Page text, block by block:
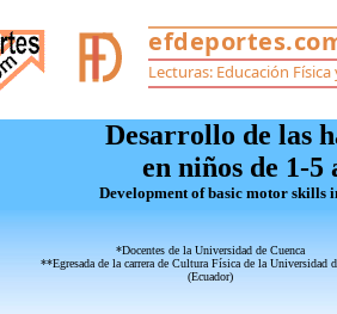
Desarrollo de las
en niños de 1-
Development of basic motor skills
*Docentes de la Universidad de Cuenca
**Egresada de la carrera de Cultura Física de la Universidad
(Ecuador)